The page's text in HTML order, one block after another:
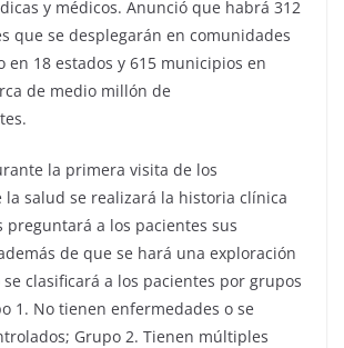
y médicos. Anunció que habrá 312
que se desplegarán en comunidades
en 18 estados y 615 municipios en
de medio millón de
la primera visita de los
salud se realizará la historia clínica
preguntará a los pacientes sus
de que se hará una exploración
clasificará a los pacientes por grupos
1. No tienen enfermedades o se
Grupo 2. Tienen múltiples